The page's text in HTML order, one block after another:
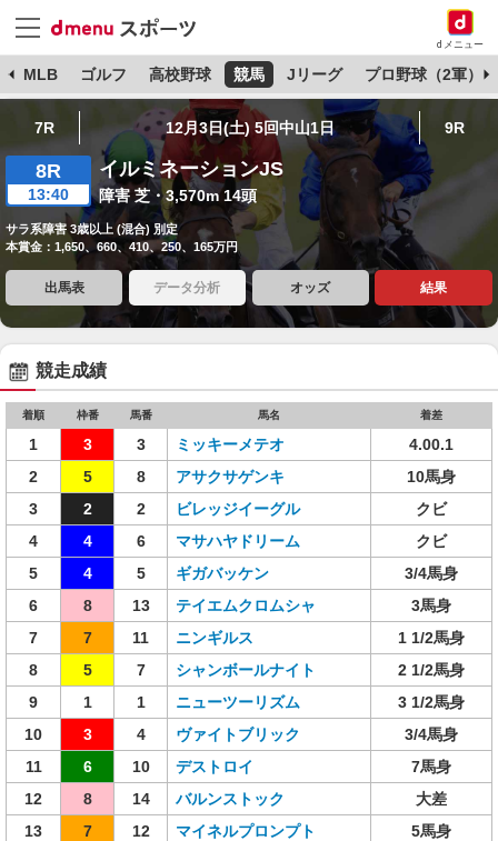
dメニュー
MLB ゴルフ 高校野球 競馬 Jリーグ プロ野球（2軍）
7R 12月3日(土) 5回中山1日 9R
8R
13:40
イルミネーションJS
障害 芝・3,570m 14頭
サラ系障害 3歳以上 (混合) 別定
本賞金：1,650、660、410、250、165万円
出馬表 データ分析 オッズ 結果
競走成績
着順 枠番 馬番 馬名 着差
1 3 3 ミッキーメテオ
4.00.1
2
5 8 アサクサゲンキ
10馬身
3
2 2 ビレッジイーグル
クビ
4
4 6 マサハヤドリーム
クビ
5
4 5 ギガバッケン
3/4馬身
6
8 13 テイエムクロムシャ
3馬身
7
7 11 ニンギルス
1 1/2馬身
8
5 7 シャンボールナイト
2 1/2馬身
9
1 1 ニューツーリズム
3 1/2馬身
10
3 4 ヴァイトブリック
3/4馬身
11
6 10 デストロイ
7馬身
12
8 14 バルンストック
大差
13
7 12 マイネルプロンプト
5馬身